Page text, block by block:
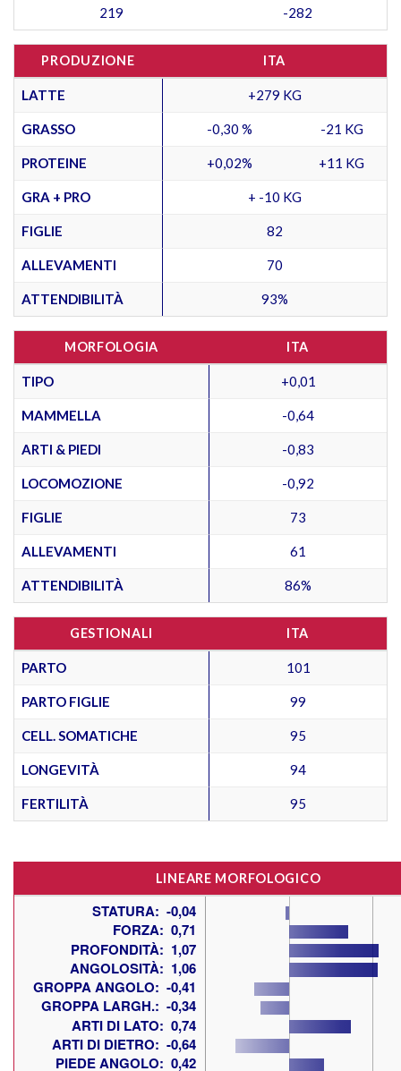
219 -282
PRODUZIONE ITA
LATTE +279 KG
GRASSO -0,30 % -21 KG
PROTEINE +0,02% +11 KG
GRA + PRO + -10 KG
FIGLIE 82
ALLEVAMENTI 70
ATTENDIBILITÀ 93%
MORFOLOGIA ITA
TIPO +0,01
MAMMELLA -0,64
ARTI & PIEDI -0,83
LOCOMOZIONE -0,92
FIGLIE 73
ALLEVAMENTI 61
ATTENDIBILITÀ 86%
GESTIONALI ITA
PARTO 101
PARTO FIGLIE 99
CELL. SOMATICHE 95
LONGEVITÀ 94
FERTILITÀ 95
LINEARE MORFOLOGICO